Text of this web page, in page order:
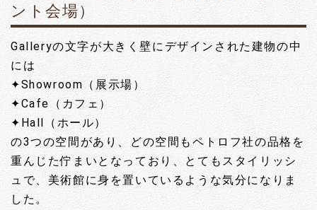
ント会場）
Galleryの文字が大きく壁にデザインされた建物の中
には
✦Showroom（展示場）
✦Cafe（カフェ）
✦Hall（ホール）
の3つの空間があり、どの空間もペトロフ社の品格を
重んじた佇まいとなっており、とてもスタイリッシ
ュで、美術館に身を置いているような気分になりま
した。